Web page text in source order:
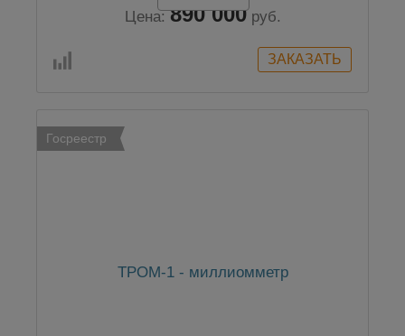
Цена: 890 000 руб.
Госреестр
ТРОМ-1 - миллиомметр